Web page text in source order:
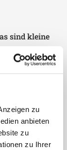
zu
anbieten
zu
zu Ihrer
sind kleine
Angebot
zu
Solche
Sitzung